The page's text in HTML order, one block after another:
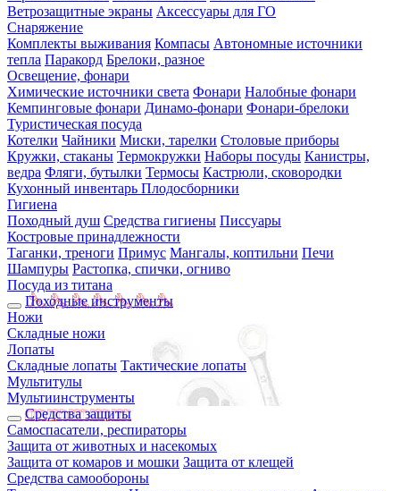
Ветрозащитные экраны Аксессуары для ГО
Снаряжение
Комплекты выживания Компасы Автономные источники
тепла Паракорд Брелоки, разное
Освещение, фонари
Химические источники света Фонари Налобные фонари
Кемпинговые фонари Динамо-фонари Фонари-брелоки
Туристическая посуда
Котелки Чайники Миски, тарелки Столовые приборы
Кружки, стаканы Термокружки Наборы посуды Канистры,
ведра Фляги, бутылки Термосы Кастрюли, сковородки
Кухонный инвентарь Плодосборники
Гигиена
Походный душ Средства гигиены Писсуары
Костровые принадлежности
Таганки, треноги Примус Мангалы, коптильни Печи
Шампуры Растопка, спички, огниво
Посуда из титана
Походные инструменты
Ножи
Складные ножи
Лопаты
Складные лопаты Тактические лопаты
Мультитулы
Мультиинструменты
Средства защиты
Самоспасатели, респираторы
Защита от животных и насекомых
Защита от комаров и мошки Защита от клещей
Средства самообороны